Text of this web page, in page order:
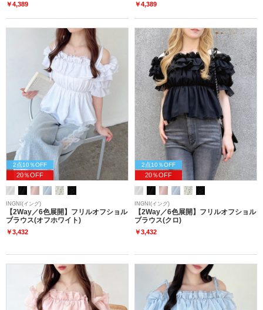
￥4,389 ￥4,389
2点10％OFF
20％OFF
INGNI(イング)
【2Way／6色展開】フリルオフショル
ブラウス(オフホワイト)
￥3,432
2点10％OFF
20％OFF
INGNI(イング)
【2Way／6色展開】フリルオフショル
ブラウス(クロ)
￥3,432